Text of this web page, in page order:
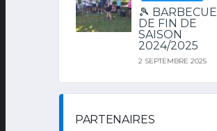
🎾 BARBECUE
DE FIN DE
SAISON
2024/2025
2 SEPTEMBRE 2025
PARTENAIRES